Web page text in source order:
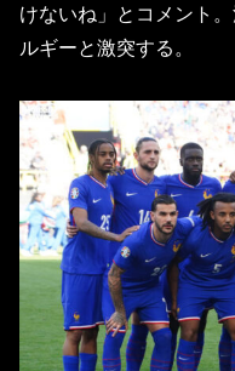
けないね」とコメント
ルギーと激突する。